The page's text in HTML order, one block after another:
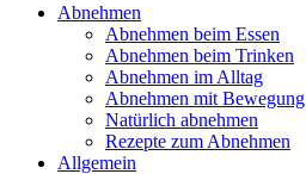
Abnehmen
Abnehmen beim Essen
Abnehmen beim Trinken
Abnehmen im Alltag
Abnehmen mit Bewegung
Natürlich abnehmen
Rezepte zum Abnehmen
Allgemein